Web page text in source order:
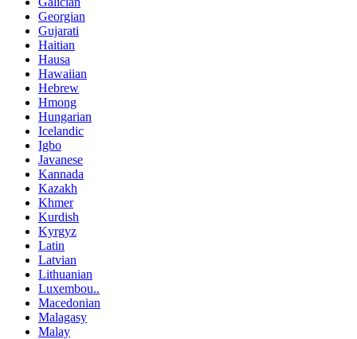
Georgian
Gujarati
Haitian
Hausa
Hawaiian
Hebrew
Hmong
Hungarian
Icelandic
Igbo
Javanese
Kannada
Kazakh
Khmer
Kurdish
Kyrgyz
Latin
Latvian
Lithuanian
Luxembou..
Macedonian
Malagasy
Malay